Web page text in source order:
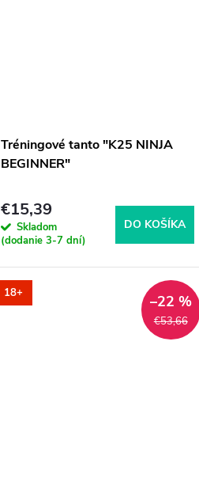
Tréningové tanto "K25 NINJA
BEGINNER"
€15,39
Skladom
(dodanie 3-7 dní)
DO KOŠÍKA
18+
€53,66
–22 %